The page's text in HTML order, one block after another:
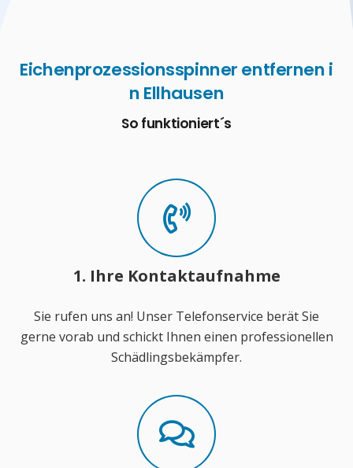
Eichenprozessionsspinner entfernen i
n Ellhausen
So funktioniert´s
1. Ihre Kontaktaufnahme
Sie rufen uns an! Unser Telefonservice berät Sie
gerne vorab und schickt Ihnen einen professionellen
Schädlingsbekämpfer.